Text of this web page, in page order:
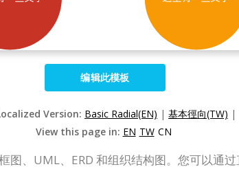
编辑此模板
Version: Basic Radial(EN) | 基本徑向(TW) |
View this page in: EN TW CN
、UML、ERD 和组织结构图。您可以通过